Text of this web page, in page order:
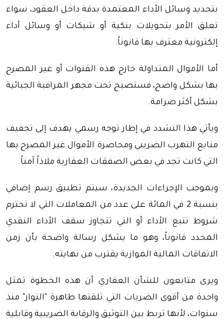
بتحديد وسائل الأداء المعتمدة بدقة داخل العقود، سواء
تعلق الأمر بتحويلات بنكية أو شيكات أو وسائل أداء
إلكترونية معترف بها قانوناً.
أما الأموال المتداولة خارج هذه القنوات أو غير المصرح
بها بشكل واضح، فستصبح تحت مجهر المراقبة الجبائية
بشكل أكثر صرامة.
ويأتي هذا التشدد في إطار توجه رسمي يهدف إلى تجفيف
منابع التهرب الضريبي ومحاصرة الأموال غير المصرح بها
التي كانت تجد في بعض الصفقات العقارية ملاذاً آمناً.
وبموجب الإجراءات الجديدة، سيتم تطبيق رسم إضافي
بنسبة 2 في المائة على عدد من المعاملات التي لا تحترم
شروط تتبع الأداء أو التي تتجاوز سقف الأداء النقدي
المحدد قانوناً، وهو ما يشكل رسالة واضحة بأن زمن
الاتفاقات المالية الموازية يقترب من نهايته.
ويرى متابعون للشأن العقاري أن هذه الخطوة تمثل
واحدة من أقوى الضربات التي تلقتها ظاهرة "النوار" منذ
سنوات، لأنها تربط بين التوثيق والرقابة الضريبية وقابلية